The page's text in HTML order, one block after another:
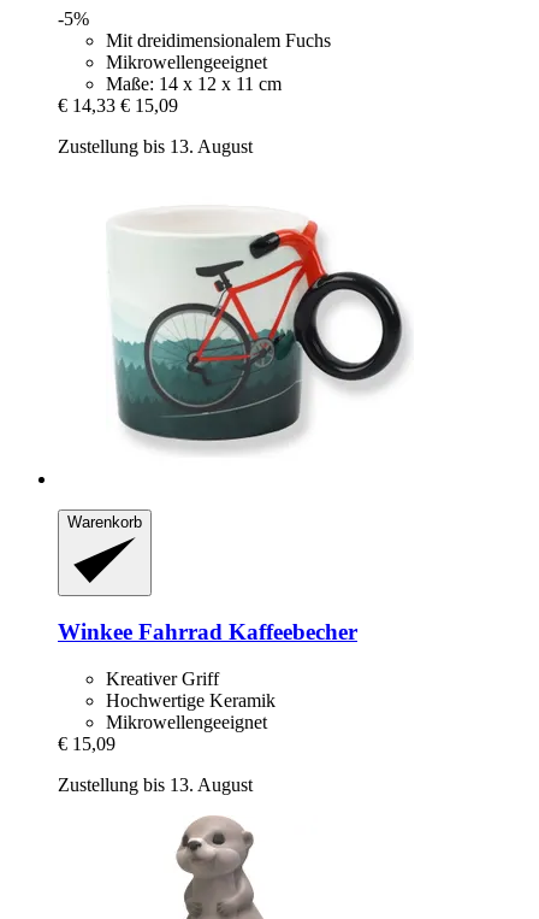
-5%
Mit dreidimensionalem Fuchs
Mikrowellengeeignet
Maße: 14 x 12 x 11 cm
€ 14,33 € 15,09
Zustellung bis 13. August
Warenkorb
Winkee Fahrrad Kaffeebecher
Kreativer Griff
Hochwertige Keramik
Mikrowellengeeignet
€ 15,09
Zustellung bis 13. August